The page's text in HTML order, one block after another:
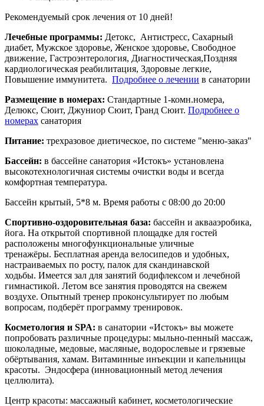
Рекомендуемый срок лечения от 10 дней!
Лечебные программы: Детокс, Антистресс, Сахарный
диабет, Мужское здоровье, Женское здоровье, Свободное
движение, Гастроэнтерология, Диагностическая,Поздняя
кардиологическая реабилитация, Здоровые легкие,
Повышение иммунитета. Подробнее о лечении в санатории
Размещение в номерах: Стандартные 1-комн.номера,
Делюкс, Сюит, Джуниор Сюит, Гранд Сюит. Подробнее о
номерах санатория
Питание: трехразовое диетическое, по системе "меню-заказ"
Бассейн: в бассейне санатория «Истокъ» установлена
высокотехнологичная системы очистки воды и всегда
комфортная температура.
Бассейн крытый, 5*8 м. Время работы с 08:00 до 20:00
Спортивно-оздоровительная база: бассейн и аквааэробика,
йога. На открытой спортивной площадке для гостей
расположены многофункциональные уличные
тренажёры. Бесплатная аренда велосипедов и удобных,
настраиваемых по росту, палок для скандинавской
ходьбы. Имеется зал для занятий бодифлексом и лечебной
гимнастикой. Летом все занятия проводятся на свежем
воздухе. Опытный тренер проконсультирует по любым
вопросам, подберёт программу тренировок.
Косметология и SPA: в санатории «Истокъ» вы можете
попробовать различные процедуры: мыльно-пенный массаж,
шоколадные, медовые, масляные, водорослевые и грязевые
обёртывания, хамам. Витаминные инъекции и капельницы
красоты. Эндосфера (инновационный метод лечения
целлюлита).
Центр красоты: массажный кабинет, косметологические